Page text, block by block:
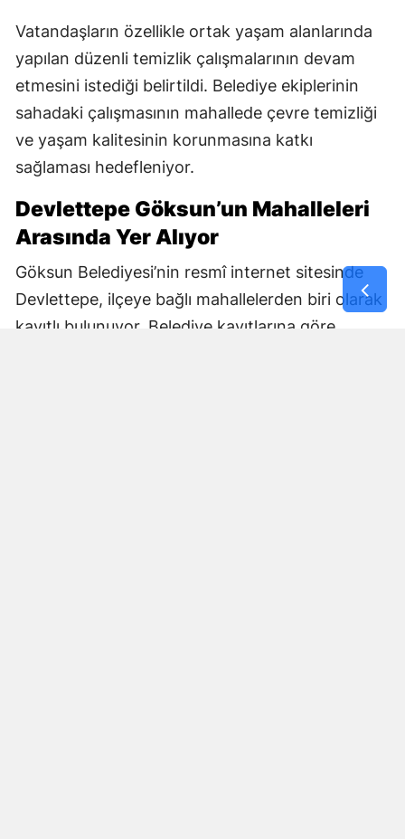
Vatandaşların özellikle ortak yaşam alanlarında
yapılan düzenli temizlik çalışmalarının devam
etmesini istediği belirtildi. Belediye ekiplerinin
sahadaki çalışmasının mahallede çevre temizliği
ve yaşam kalitesinin korunmasına katkı
sağlaması hedefleniyor.
Devlettepe Göksun’un Mahalleleri
Arasında Yer Alıyor
Göksun Belediyesi’nin resmî internet sitesinde
Devlettepe, ilçeye bağlı mahallelerden biri olarak
kayıtlı bulunuyor. Belediye kayıtlarına göre